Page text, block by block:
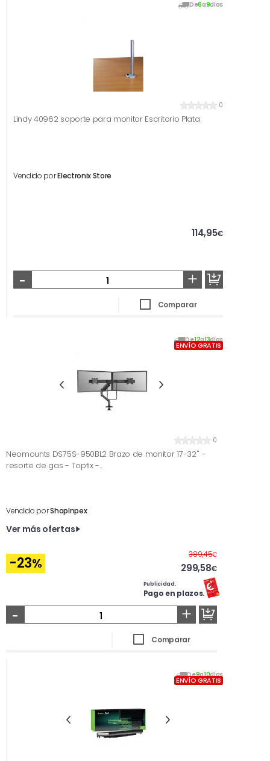
De6a9días
0
Lindy 40962 soporte para monitor Escritorio Plata
Vendido porElectronix Store
114,95€
- +
Comparar
De12a13días
ENVÍO GRATIS
0
Neomounts DS75S-950BL2 Brazo de monitor 17-32'' -
resorte de gas - Topfix -...
Vendido porShopInpex
Ver más ofertas
-23%
389,45€Antes
299,58€
Publicidad.
Pago en plazos.
- +
Comparar
De9a10días
ENVÍO GRATIS